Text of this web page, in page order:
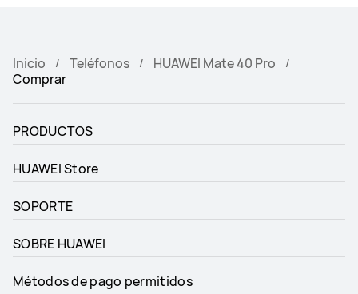
Inicio Teléfonos
HUAWEI Mate 40 Pro
Comprar
PRODUCTOS
HUAWEI Store
SOPORTE
SOBRE HUAWEI
Métodos de pago permitidos